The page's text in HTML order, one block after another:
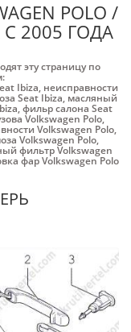
POLO /
С 2005 ГОДА
эту страницу по
Ibiza, неисправности
Seat Ibiza, масляный
,фильр салона Seat
Volkswagen Polo,
Volkswagen Polo,
Volkswagen Polo,
фильтр Volkswagen
фар Volkswagen Polo